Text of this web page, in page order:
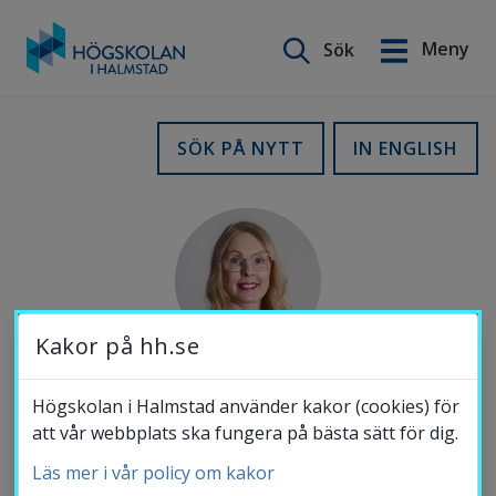
Sök
Meny
IN ENGLISH
SÖK PÅ NYTT
TELEFON
035-16 7409
English
Utbildning
Forskning
Samverkan
Om Högskolan
Kakor på hh.se
Högskolan i Halmstad använder kakor (cookies) för
att vår webbplats ska fungera på bästa sätt för dig.
Läs mer i vår policy om kakor